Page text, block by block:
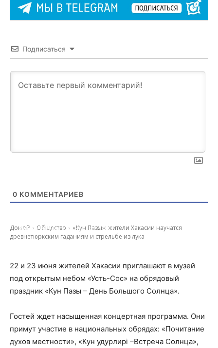
Подписаться
0 КОММЕНТАРИЕВ